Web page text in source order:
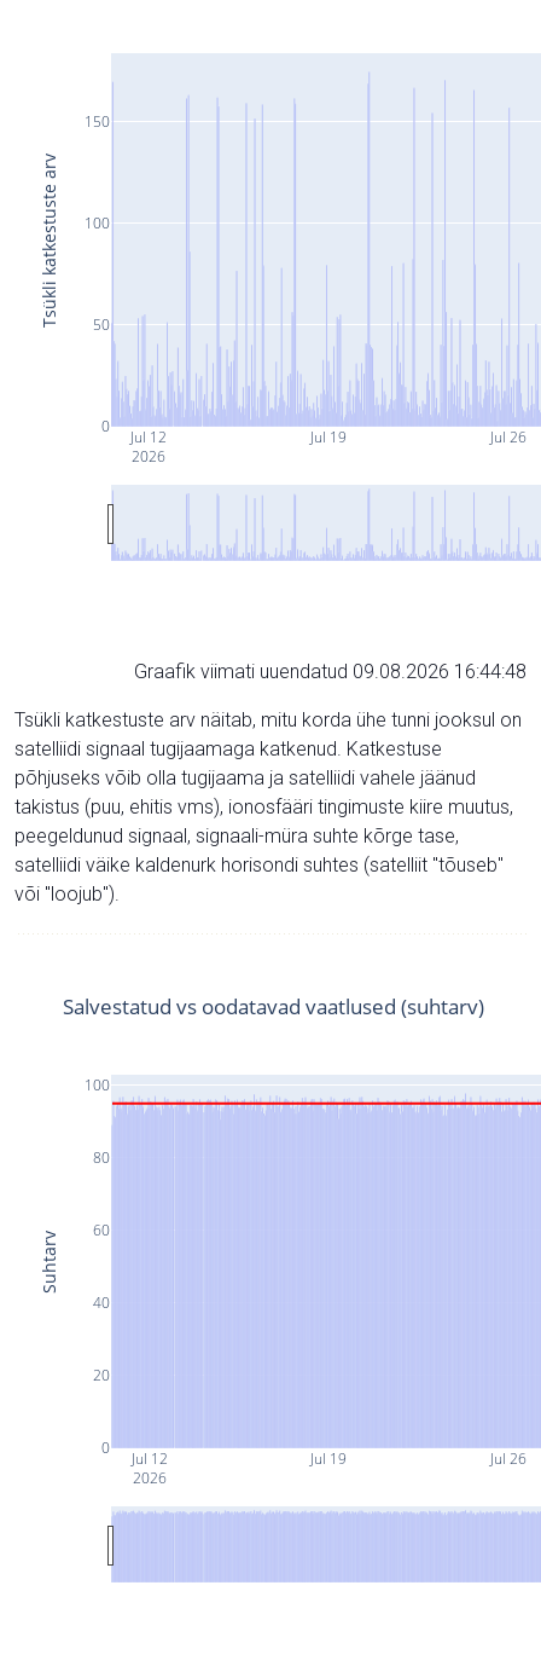
Jul 12
2026
Jul 19 Jul 26
0
50
100
150
Tsükli katkestuste arv
Graafik viimati uuendatud 09.08.2026 16:44:48
Tsükli katkestuste arv näitab, mitu korda ühe tunni jooksul on
satelliidi signaal tugijaamaga katkenud. Katkestuse
põhjuseks võib olla tugijaama ja satelliidi vahele jäänud
takistus (puu, ehitis vms), ionosfääri tingimuste kiire muutus,
peegeldunud signaal, signaali-müra suhte kõrge tase,
satelliidi väike kaldenurk horisondi suhtes (satelliit "tõuseb"
või "loojub").
Jul 12
2026
Jul 19 Jul 26
0
20
40
60
80
100
Salvestatud vs oodatavad vaatlused (suhtarv)
Suhtarv